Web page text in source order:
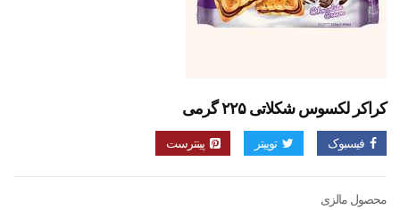
کراکر لکسوس شکلاتی ۲۲۵ گرمی
فیسبوک توییتر پینترست
محصول مالزی